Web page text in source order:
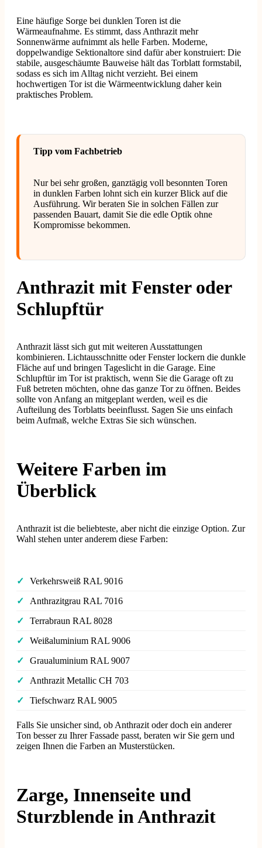
Eine häufige Sorge bei dunklen Toren ist die
Wärmeaufnahme. Es stimmt, dass Anthrazit mehr
Sonnenwärme aufnimmt als helle Farben. Moderne,
doppelwandige Sektionaltore sind dafür aber konstruiert: Die
stabile, ausgeschäumte Bauweise hält das Torblatt formstabil,
sodass es sich im Alltag nicht verzieht. Bei einem
hochwertigen Tor ist die Wärmeentwicklung daher kein
praktisches Problem.
Tipp vom Fachbetrieb
Nur bei sehr großen, ganztägig voll besonnten Toren
in dunklen Farben lohnt sich ein kurzer Blick auf die
Ausführung. Wir beraten Sie in solchen Fällen zur
passenden Bauart, damit Sie die edle Optik ohne
Kompromisse bekommen.
Anthrazit mit Fenster oder
Schlupftür
Anthrazit lässt sich gut mit weiteren Ausstattungen
kombinieren. Lichtausschnitte oder Fenster lockern die dunkle
Fläche auf und bringen Tageslicht in die Garage. Eine
Schlupftür im Tor ist praktisch, wenn Sie die Garage oft zu
Fuß betreten möchten, ohne das ganze Tor zu öffnen. Beides
sollte von Anfang an mitgeplant werden, weil es die
Aufteilung des Torblatts beeinflusst. Sagen Sie uns einfach
beim Aufmaß, welche Extras Sie sich wünschen.
Weitere Farben im
Überblick
Anthrazit ist die beliebteste, aber nicht die einzige Option. Zur
Wahl stehen unter anderem diese Farben:
✓
Verkehrsweiß RAL 9016
✓
Anthrazitgrau RAL 7016
✓
Terrabraun RAL 8028
✓
Weißaluminium RAL 9006
✓
Graualuminium RAL 9007
✓
Anthrazit Metallic CH 703
✓
Tiefschwarz RAL 9005
Falls Sie unsicher sind, ob Anthrazit oder doch ein anderer
Ton besser zu Ihrer Fassade passt, beraten wir Sie gern und
zeigen Ihnen die Farben an Musterstücken.
Zarge, Innenseite und
Sturzblende in Anthrazit